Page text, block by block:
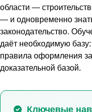
области —
— и одновременно
законодательство.
даёт необходимую
правила оформления
доказательной базой.
Ключевые